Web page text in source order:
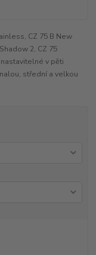
CZ 75 B New
2, CZ 75
v pěti
střední a velkou